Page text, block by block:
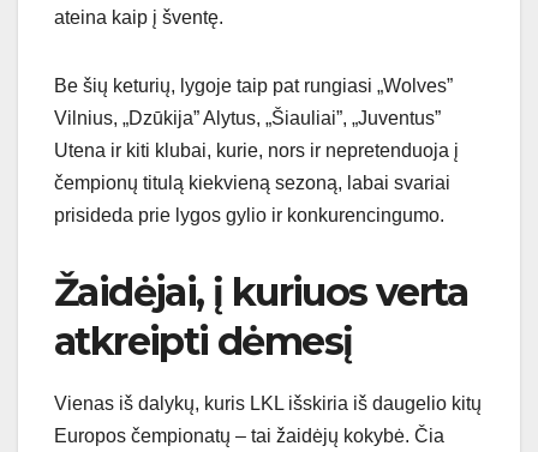
ateina kaip į šventę.
Be šių keturių, lygoje taip pat rungiasi „Wolves”
Vilnius, „Dzūkija” Alytus, „Šiauliai”, „Juventus”
Utena ir kiti klubai, kurie, nors ir nepretenduoja į
čempionų titulą kiekvieną sezoną, labai svariai
prisideda prie lygos gylio ir konkurencingumo.
Žaidėjai, į kuriuos verta
atkreipti dėmesį
Vienas iš dalykų, kuris LKL išskiria iš daugelio kitų
Europos čempionatų – tai žaidėjų kokybė. Čia